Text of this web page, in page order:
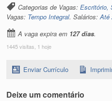
Categorias de Vagas:Escritório,
Vagas: Tempo Integral. Salários:Até
A vaga expira em 127 dias.
1445 visitas, 1 hoje
Enviar Currículo
Deixe um comentário